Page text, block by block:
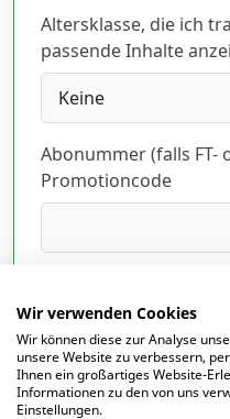
Altersklasse, die ich
passende Inhalte
Abonummer (falls FT-
Promotioncode
Ich habe die
und akzeptiert.
Wir verwenden Cookies
Wir können diese zur Analyse
unsere Website zu verbessern,
Ihnen ein großartiges Website-
Informationen zu den von uns
Einstellungen.